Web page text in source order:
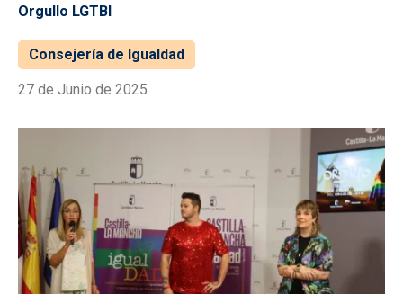
Orgullo LGTBI
Consejería de Igualdad
27 de Junio de 2025